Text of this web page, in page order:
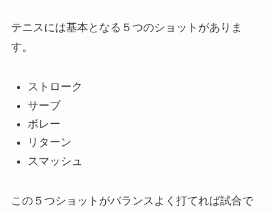
テニスには基本となる５つのショットがありま
す。
ストローク
サーブ
ボレー
リターン
スマッシュ
この５つショットがバランスよく打てれば試合で